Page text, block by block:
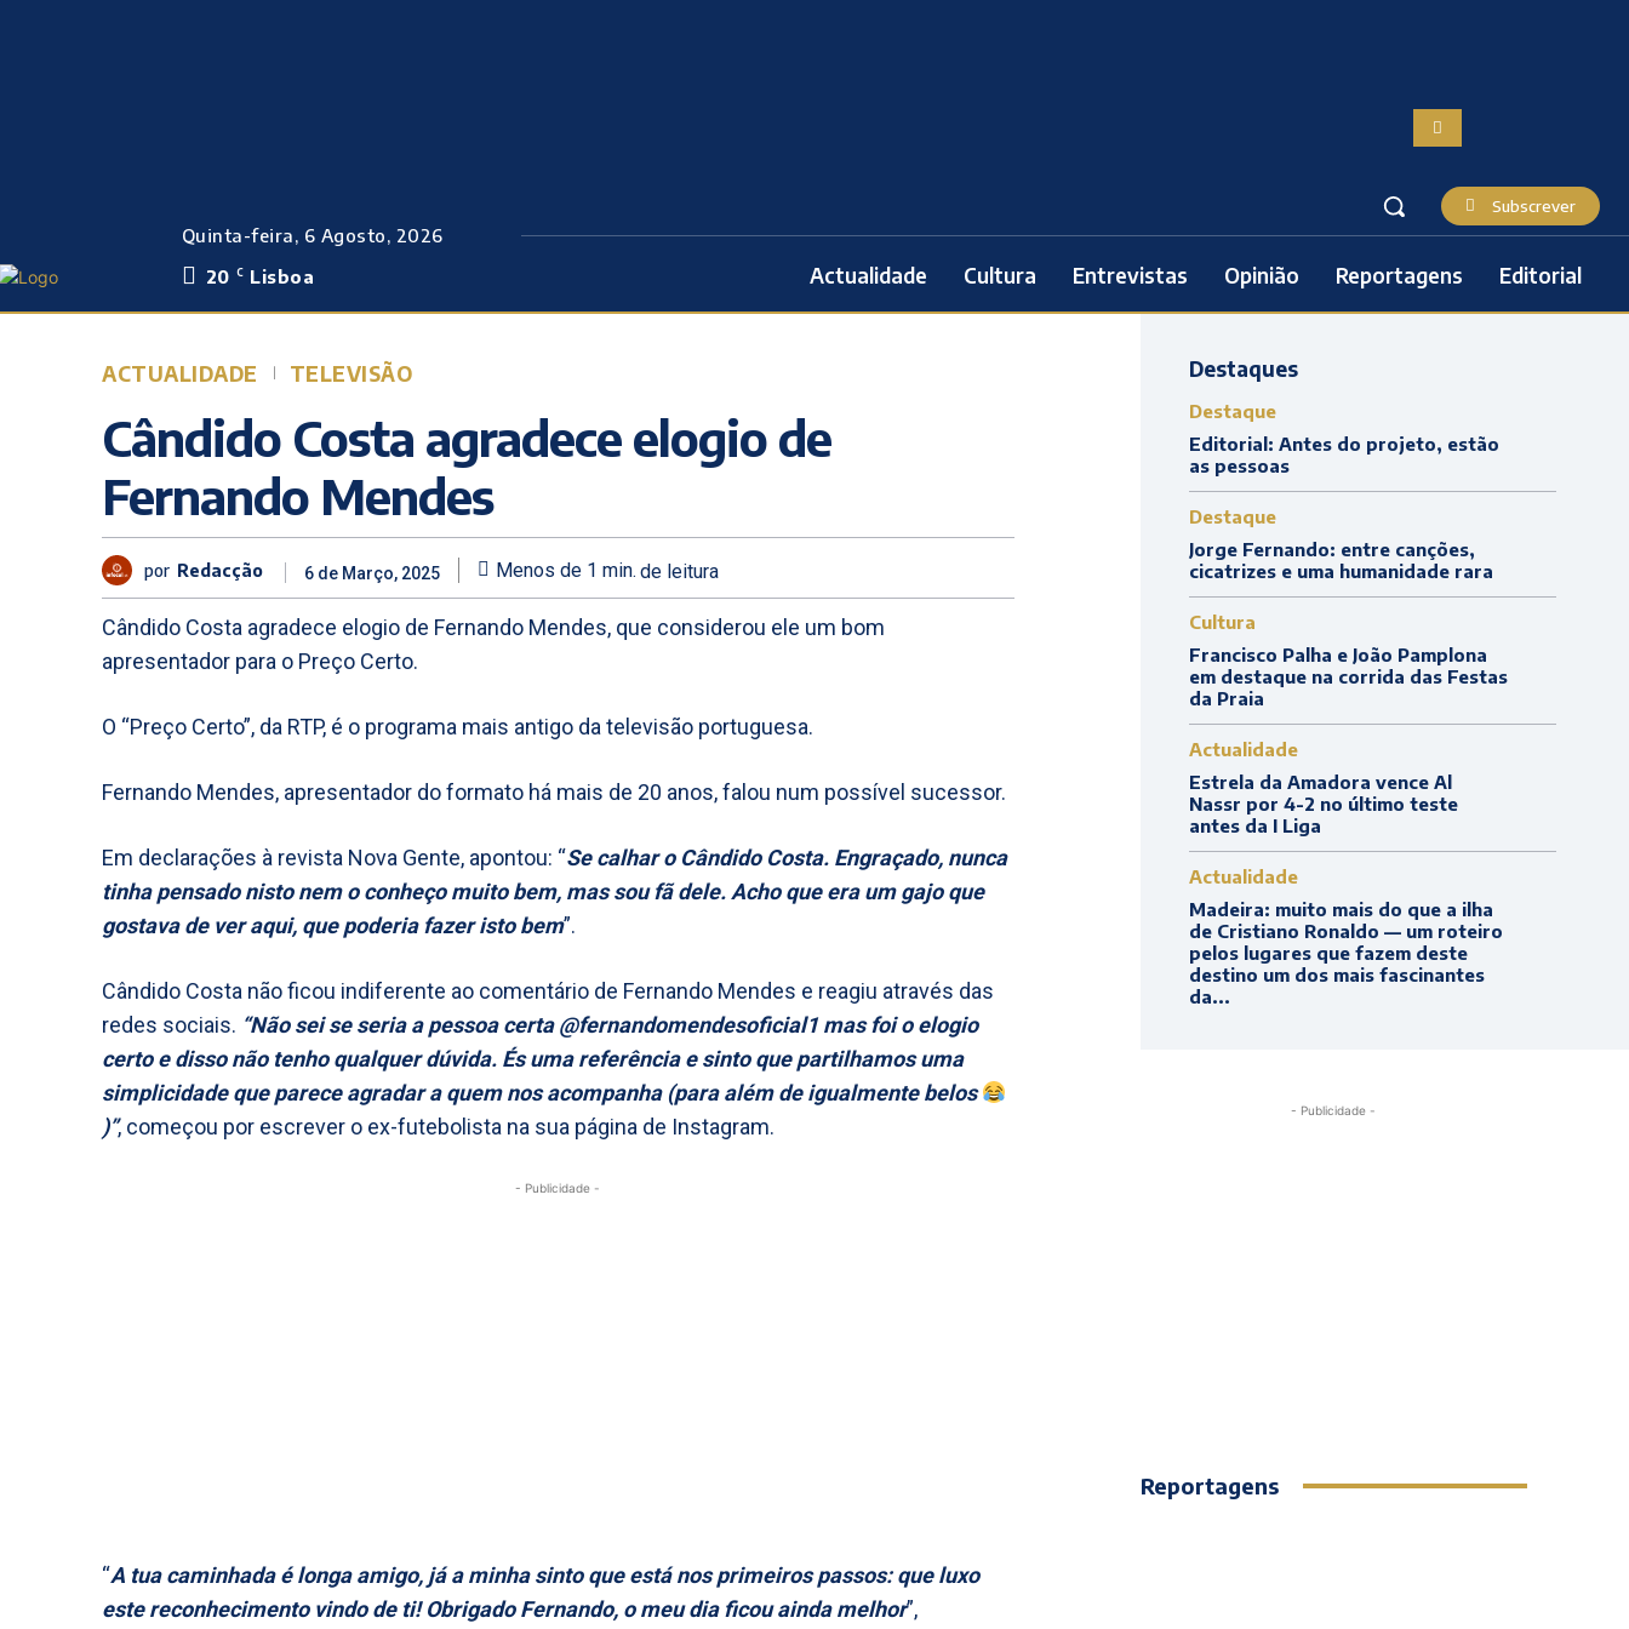
Quinta-feira, 6 Agosto, 2026
20 C Lisboa
Subscrever
Actualidade Cultura Entrevistas Opinião Reportagens Editorial
ACTUALIDADE TELEVISÃO
Cândido Costa agradece elogio de
Fernando Mendes
por Redacção 6 de Março, 2025 Menos de 1 min. de leitura
Cândido Costa agradece elogio de Fernando Mendes, que considerou ele um bom
apresentador para o Preço Certo.
O “Preço Certo”, da RTP, é o programa mais antigo da televisão portuguesa.
Fernando Mendes, apresentador do formato há mais de 20 anos, falou num possível sucessor.
Em declarações à revista Nova Gente, apontou: “Se calhar o Cândido Costa. Engraçado, nunca
tinha pensado nisto nem o conheço muito bem, mas sou fã dele. Acho que era um gajo que
gostava de ver aqui, que poderia fazer isto bem”.
Cândido Costa não ficou indiferente ao comentário de Fernando Mendes e reagiu através das
redes sociais. “Não sei se seria a pessoa certa @fernandomendesoficial1 mas foi o elogio
certo e disso não tenho qualquer dúvida. És uma referência e sinto que partilhamos uma
simplicidade que parece agradar a quem nos acompanha (para além de igualmente belos
)”, começou por escrever o ex-futebolista na sua página de Instagram.
- Publicidade -
“A tua caminhada é longa amigo, já a minha sinto que está nos primeiros passos: que luxo
este reconhecimento vindo de ti! Obrigado Fernando, o meu dia ficou ainda melhor”,
Destaques
Destaque
Editorial: Antes do projeto, estão
as pessoas
Destaque
Jorge Fernando: entre canções,
cicatrizes e uma humanidade rara
Cultura
Francisco Palha e João Pamplona
em destaque na corrida das Festas
da Praia
Actualidade
Estrela da Amadora vence Al
Nassr por 4-2 no último teste
antes da I Liga
Actualidade
Madeira: muito mais do que a ilha
de Cristiano Ronaldo — um roteiro
pelos lugares que fazem deste
destino um dos mais fascinantes
da...
- Publicidade -
Reportagens